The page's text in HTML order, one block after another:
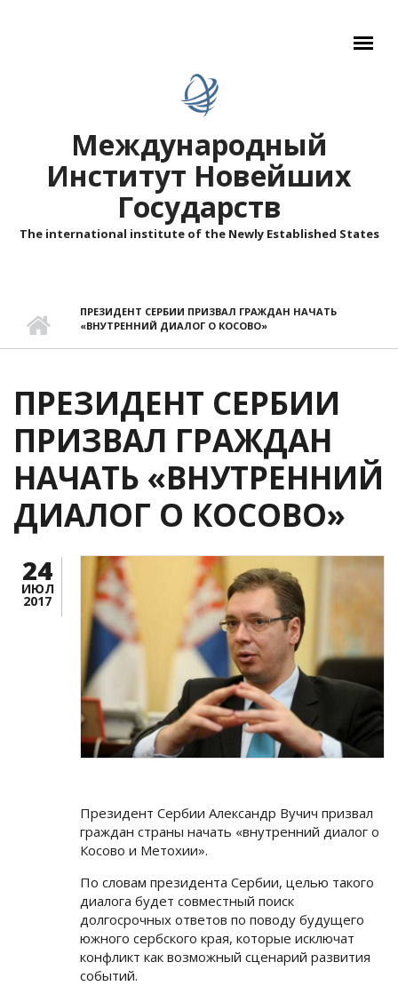
Международный
Институт Новейших
Государств
The international institute of the Newly Established States
ПРЕЗИДЕНТ СЕРБИИ ПРИЗВАЛ ГРАЖДАН НАЧАТЬ
«ВНУТРЕННИЙ ДИАЛОГ О КОСОВО»
ПРЕЗИДЕНТ СЕРБИИ
ПРИЗВАЛ ГРАЖДАН
НАЧАТЬ «ВНУТРЕННИЙ
ДИАЛОГ О КОСОВО»
24
ИЮЛ
2017
Президент Сербии Александр Вучич призвал
граждан страны начать «внутренний диалог о
Косово и Метохии».
По словам президента Сербии, целью такого
диалога будет совместный поиск
долгосрочных ответов по поводу будущего
южного сербского края, которые исключат
конфликт как возможный сценарий развития
событий.